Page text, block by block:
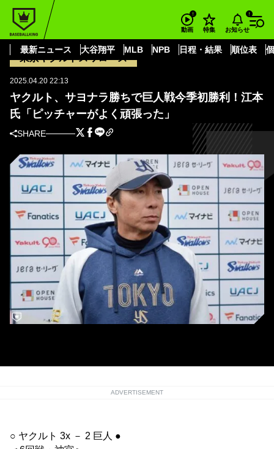
動画 特集 お知らせ
最新ニュース 大谷翔平 MLB NPB 日程・結果 順位表
BASEBALL KING
ヤクルト、サヨナラ勝ちで巨人戦今季初勝利！江本氏「ピッチャーがよく頑
張った」
東京ヤクルトスワローズ
2025.04.20 22:13
ヤクルト、サヨナラ勝ちで巨人戦今季初勝利！江本
氏「ピッチャーがよく頑張った」
SHARE
ADVERTISEMENT
○ ヤクルト 3x － 2 巨人 ●